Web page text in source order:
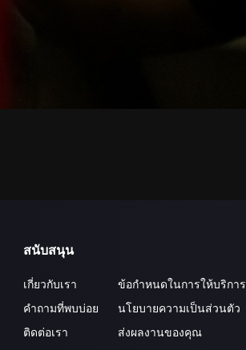
สนับสนุน
เกี่ยวกับเรา
คำถามที่พบบ่อย
ติดต่อเรา
ข้อกำหนดในการให้บริการ
นโยบายความเป็นส่วนตัว
ส่งผลงานของคุณ